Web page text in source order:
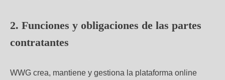
2. Funciones y obligaciones de las partes
contratantes
WWG crea, mantiene y gestiona la plataforma online